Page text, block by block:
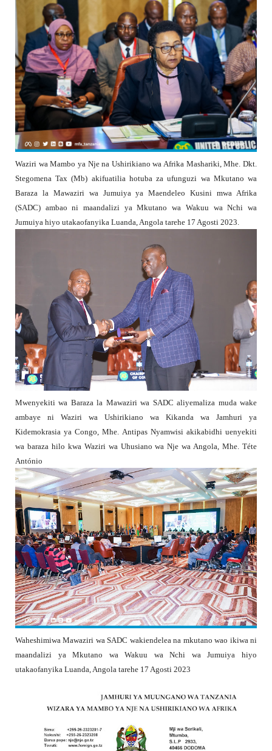
Waziri wa Mambo ya Nje na Ushirikiano wa Afrika Mashariki, Mhe. Dkt.
Stegomena Tax (Mb) akifuatilia hotuba za ufunguzi wa Mkutano wa
Baraza la Mawaziri wa Jumuiya ya Maendeleo Kusini mwa Afrika
(SADC) ambao ni maandalizi ya Mkutano wa Wakuu wa Nchi wa
Jumuiya hiyo utakaofanyika Luanda, Angola tarehe 17 Agosti 2023.
Mwenyekiti wa Baraza la Mawaziri wa SADC aliyemaliza muda wake
ambaye ni Waziri wa Ushirikiano wa Kikanda wa Jamhuri ya
Kidemokrasia ya Congo, Mhe. Antipas Nyamwisi akikabidhi uenyekiti
wa baraza hilo kwa Waziri wa Uhusiano wa Nje wa Angola, Mhe. Téte
António
Waheshimiwa Mawaziri wa SADC wakiendelea na mkutano wao ikiwa ni
maandalizi ya Mkutano wa Wakuu wa Nchi wa Jumuiya hiyo
utakaofanyika Luanda, Angola tarehe 17 Agosti 2023